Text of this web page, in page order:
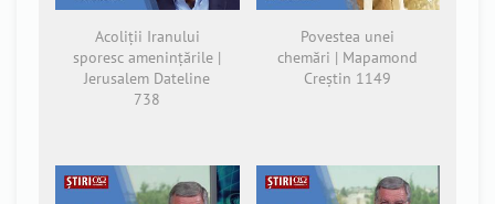
Acoliții Iranului
sporesc amenințările |
Jerusalem Dateline
738
Povestea unei
chemări | Mapamond
Creștin 1149